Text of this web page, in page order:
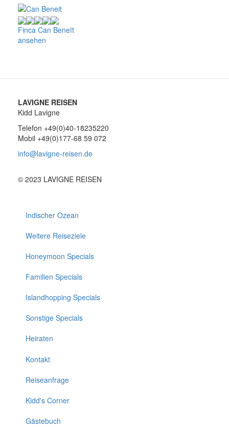
Finca Can Beneït
ansehen
LAVIGNE REISEN
Kidd Lavigne
Telefon +49(0)40-18235220
Mobil +49(0)177-68 59 072
info@lavigne-reisen.de
© 2023 LAVIGNE REISEN
Footer
1
Indischer Ozean
Weitere Reiseziele
Honeymoon Specials
Familien Specials
Islandhopping Specials
Sonstige Specials
Heiraten
Footer
2
Kontakt
Reiseanfrage
Kidd's Corner
Gästebuch